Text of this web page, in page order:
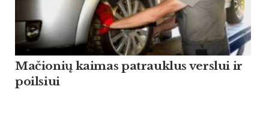
Mačionių kaimas patrauklus verslui ir
poilsiui